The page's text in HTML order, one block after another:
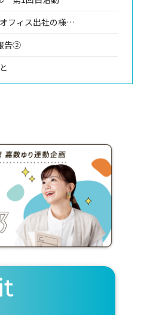
フィス出社の様…
告②